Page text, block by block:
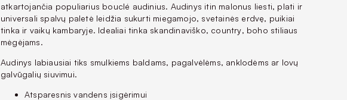
atkartojančia populiarius bouclé audinius. Audinys itin malonus liesti, plati ir
universali spalvų paletė leidžia sukurti miegamojo, svetainės erdvę, puikiai
tinka ir vaikų kambaryje. Idealiai tinka skandinaviško, country, boho stiliaus
mėgėjams.
Audinys labiausiai tiks smulkiems baldams, pagalvėlėms, anklodėms ar lovų
galvūgalių siuvimui.
Atsparesnis vandens įsigėrimui